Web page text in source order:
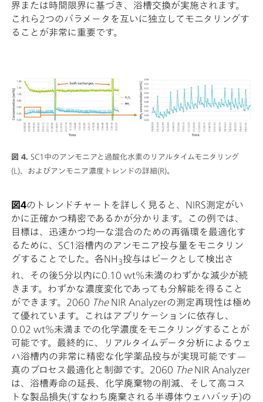
界または時間限界に基づき、浴槽交換が実施されます。
これら2つのパラメータを互いに独立してモニタリングす
ることが非常に重要です。
図 4. SC1中のアンモニアと過酸化水素のリアルタイムモニタリング
(L)、およびアンモニア濃度トレンドの詳細(R)。
図4のトレンドチャートを詳しく見ると、NIRS測定がい
かに正確かつ精密であるかが分かります。この例では、
目標は、迅速かつ均一な混合のための再循環を最適化す
るために、SC1浴槽内のアンモニア投与量をモニタリン
グすることでした。各NH 3投与はピークとして検出さ
れ、その後5分以内に0.10 wt%未満のわずかな減少が続
きます。わずかな濃度変化であっても分解能を得ること
ができます。2060 TheNIR Analyzerの測定再現性は極め
て優れています。これはアプリケーションに依存し、
0.02 wt%未満までの化学濃度をモニタリングすることが
可能です。最終的に、リアルタイムデータ分析によるウェ
ハ浴槽内の非常に精密な化学薬品投与が実現可能です—
真のプロセス最適化と制御です。2060 The NIR Analyzer
は、浴槽寿命の延長、化学廃棄物の削減、そして高コス
トな製品損失(すなわち廃棄される半導体ウェハバッチ)の